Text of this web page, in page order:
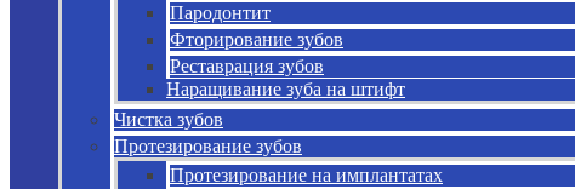
Пародонтит
Фторирование зубов
Реставрация зубов
Наращивание зуба на штифт
Чистка зубов
Протезирование зубов
Протезирование на имплантатах